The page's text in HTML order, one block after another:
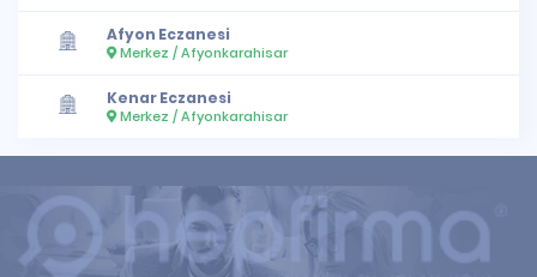
Afyon Eczanesi
Merkez / Afyonkarahisar
Kenar Eczanesi
Merkez / Afyonkarahisar